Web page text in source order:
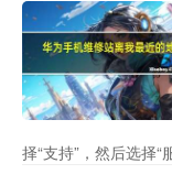
择“支持”，然后选择